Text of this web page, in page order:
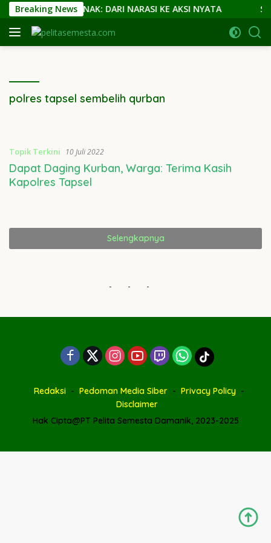
Langsung
ke
konten
Breaking News
KOTA RAMAH ANAK: DARI NARASI KE AKSI NYATA
polres tapsel sembelih qurban
Topik Terkini 10 Juli 2022
Dapat Daging Kurban, Warga: Terima Kasih
Kapolres Tapsel
Selengkapnya
- - -
Redaksi Pedoman Media Siber
Privacy Policy
Disclaimer
Hak Cipta@PT Pelita Semesta Damanik, 2023-2025